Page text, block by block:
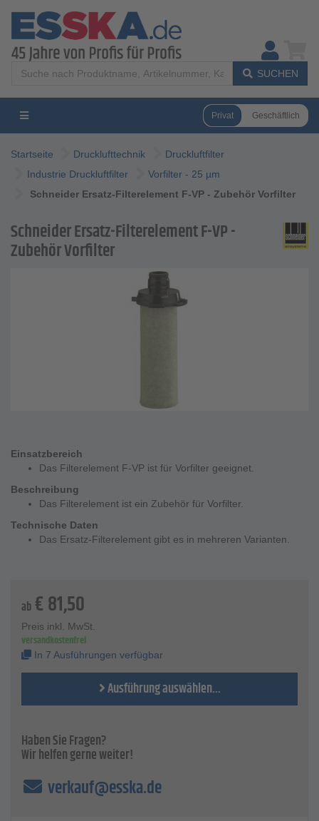
SUCHEN
Privat Geschäftlich
Startseite Drucklufttechnik
Druckluftfilter
Industrie Druckluftfilter
Vorfilter - 25 µm
Schneider Ersatz-Filterelement F-VP - Zubehör Vorfilter
Schneider Ersatz-Filterelement F-VP -
Zubehör Vorfilter
Einsatzbereich
Das Filterelement F-VP ist für Vorfilter geeignet.
Beschreibung
Das Filterelement ist ein Zubehör für Vorfilter.
Technische Daten
Das Ersatz-Filterelement gibt es in mehreren Varianten.
ab €81,50
Preis inkl. MwSt.
versandkostenfrei
In 7 Ausführungen verfügbar
Ausführung auswählen...
Haben Sie Fragen?
Wir helfen gerne weiter!
verkauf@esska.de